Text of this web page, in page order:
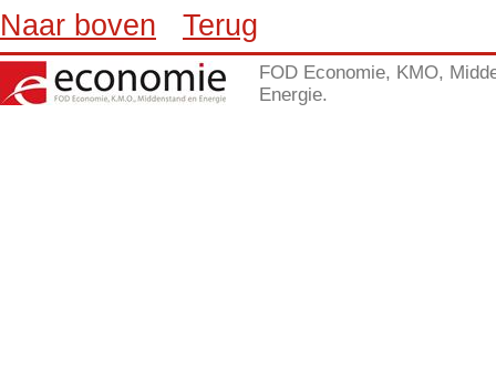
Naar boven Terug
FOD Economie, KMO,
Energie.